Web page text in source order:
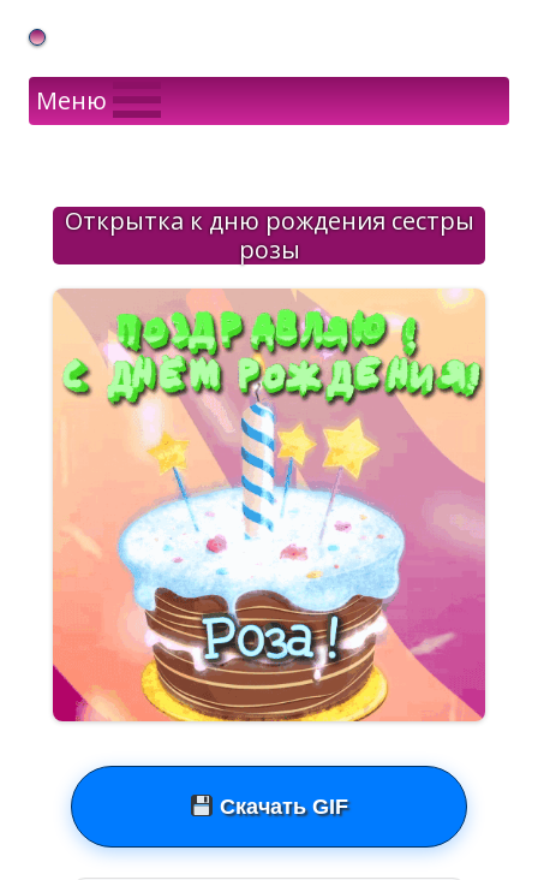
Gif Открытки в подарок
Меню
Открытка к дню рождения сестры
розы
Скачать GIF